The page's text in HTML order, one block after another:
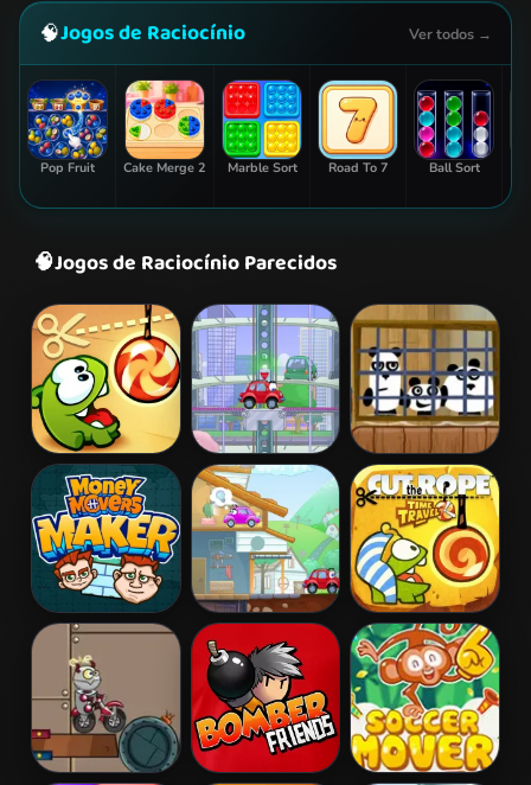
🧠Jogos de Raciocínio Ver todos →
Pop Fruit Cake Merge 2 Marble Sort Road To 7 Ball Sort
🧠Jogos de Raciocínio Parecidos
Cut the Rope Wheely 2 3 Pandas
Money Movers Wheely 5 -
Armageddon
Cut the Rope
Time Travel